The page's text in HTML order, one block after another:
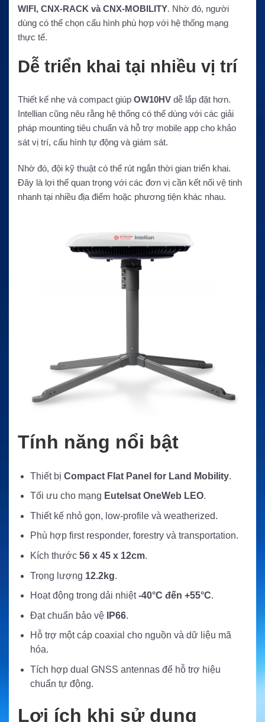
WIFI, CNX-RACK và CNX-MOBILITY. Nhờ đó, người
dùng có thể chọn cấu hình phù hợp với hệ thống mạng
thực tế.
Dễ triển khai tại nhiều vị trí
Thiết kế nhẹ và compact giúp OW10HV dễ lắp đặt hơn.
Intellian cũng nêu rằng hệ thống có thể dùng với các giải
pháp mounting tiêu chuẩn và hỗ trợ mobile app cho khảo
sát vị trí, cấu hình tự động và giám sát.
Nhờ đó, đội kỹ thuật có thể rút ngắn thời gian triển khai.
Đây là lợi thế quan trọng với các đơn vị cần kết nối vệ tinh
nhanh tại nhiều địa điểm hoặc phương tiện khác nhau.
Tính năng nổi bật
Thiết bị Compact Flat Panel for Land Mobility.
Tối ưu cho mạng Eutelsat OneWeb LEO.
Thiết kế nhỏ gọn, low-profile và weatherized.
Phù hợp first responder, forestry và transportation.
Kích thước 56 x 45 x 12cm.
Trọng lượng 12.2kg.
Hoạt động trong dải nhiệt-40°C đến +55°C.
Đạt chuẩn bảo vệ
IP66.
Hỗ trợ một cáp coaxial cho nguồn và dữ liệu mã
hóa.
Tích hợp dual GNSS antennas để hỗ trợ hiệu
chuẩn tự động.
Lợi ích khi sử dụng